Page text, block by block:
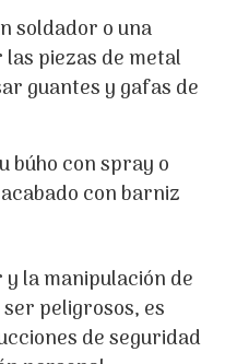
soldador o una
piezas de metal
guantes y gafas de
búho con spray o
con barniz
la manipulación de
peligrosos, es
de seguridad